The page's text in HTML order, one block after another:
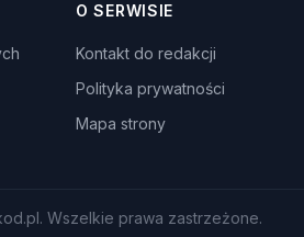
O SERWISIE
Kontakt do redakcji
Polityka prywatności
Mapa strony
Wszelkie prawa zastrzeżone.